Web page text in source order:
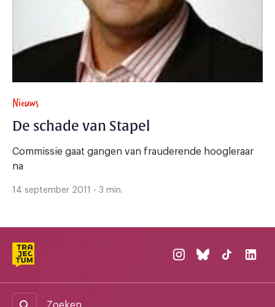
Nieuws
De schade van Stapel
Commissie gaat gangen van frauderende hoogleraar
na
14 september 2011 - 3 min.
Zoeken